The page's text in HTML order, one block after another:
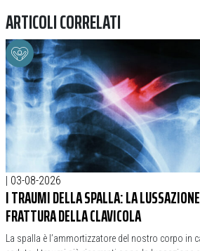
ARTICOLI CORRELATI
| 03-08-2026
I TRAUMI DELLA SPALLA: LA
FRATTURA DELLA CLAVICOLA
La spalla è l’ammortizzatore del nostro corpo in